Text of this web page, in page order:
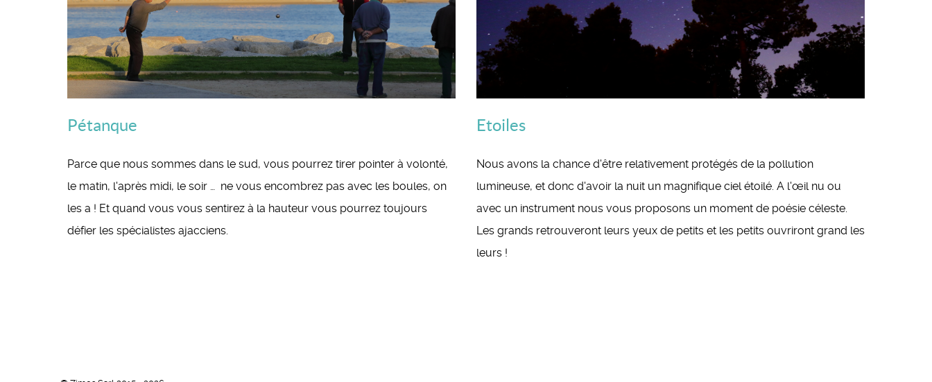
Pétanque
Parce que nous sommes dans le sud, vous pourrez tirer pointer à volonté,
le matin, l'après midi, le soir … ne vous encombrez pas avec les boules, on
les a ! Et quand vous vous sentirez à la hauteur vous pourrez toujours
défier les spécialistes ajacciens.
Etoiles
Nous avons la chance d'être relativement protégés de la pollution
lumineuse, et donc d'avoir la nuit un magnifique ciel étoilé. A l'œil nu ou
avec un instrument nous vous proposons un moment de poésie céleste.
Les grands retrouveront leurs yeux de petits et les petits ouvriront grand les
leurs !